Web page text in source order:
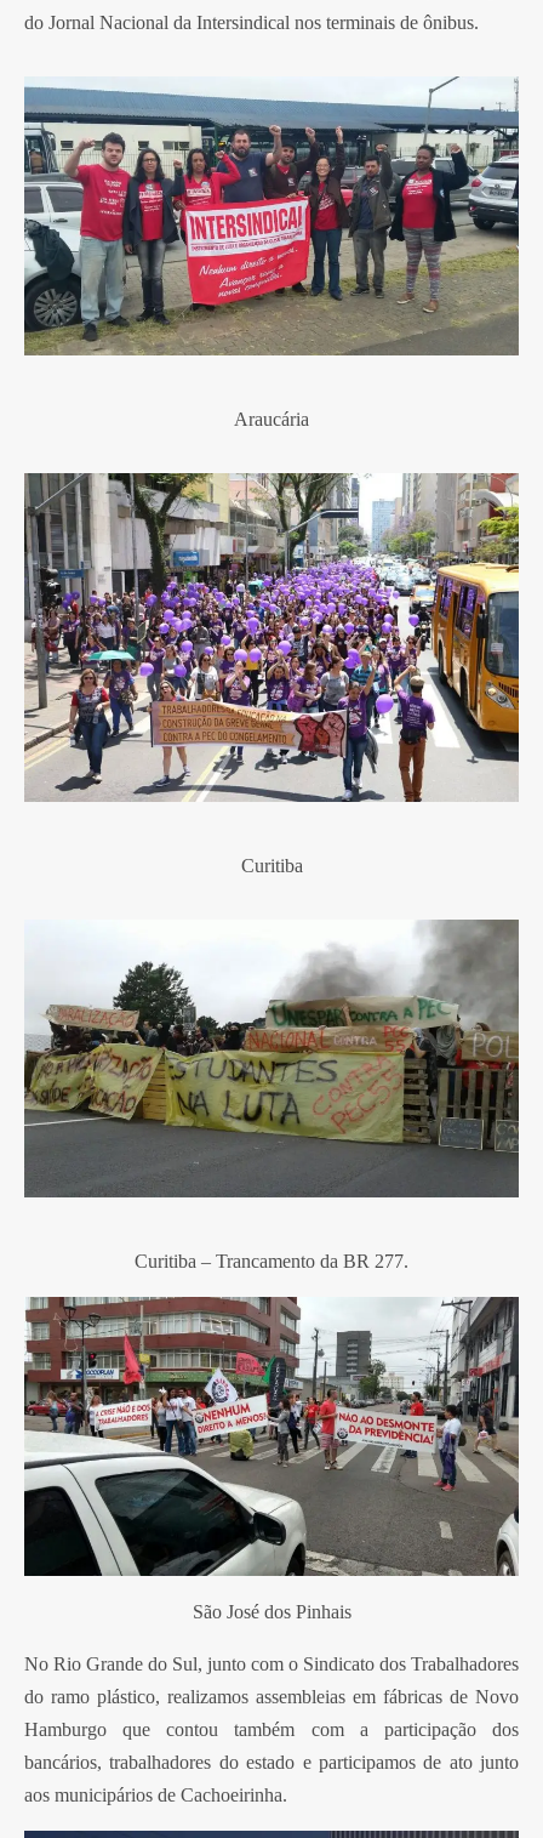
do Jornal Nacional da Intersindical nos terminais de ônibus.
Araucária
Curitiba
Curitiba – Trancamento da BR 277.
São José dos Pinhais
No Rio Grande do Sul, junto com o Sindicato dos Trabalhadores
do ramo plástico, realizamos assembleias em fábricas de Novo
Hamburgo que contou também com a participação dos
bancários, trabalhadores do estado e participamos de ato junto
aos municipários de Cachoeirinha.